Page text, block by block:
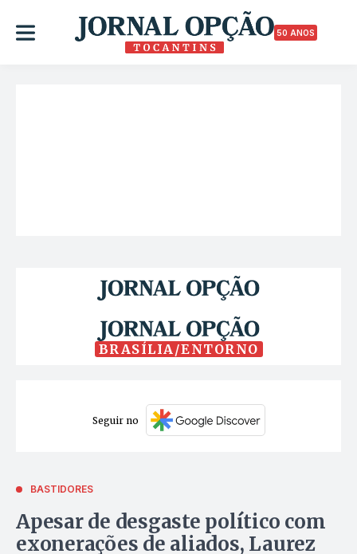
50 ANOS
BRASÍLIA/ENTORNO
Seguir no
BASTIDORES
Apesar de desgaste político com
exonerações de aliados, Laurez